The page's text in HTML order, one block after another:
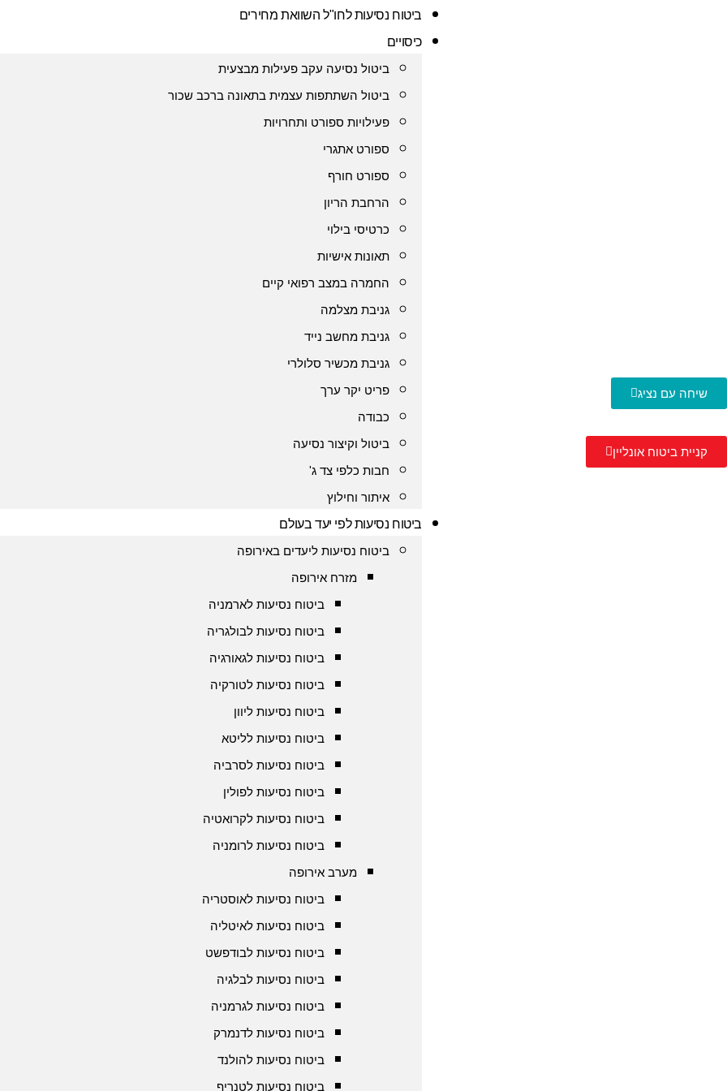
ביטוח נסיעות לחו"ל השוואת מחירים
כיסויים
ביטול נסיעה עקב פעילות מבצעית
ביטול השתתפות עצמית בתאונה ברכב שכור
פעילויות ספורט ותחרויות
ספורט אתגרי
ספורט חורף
הרחבת הריון
כרטיסי בילוי
תאונות אישיות
החמרה במצב רפואי קיים
גניבת מצלמה
גניבת מחשב נייד
גניבת מכשיר סלולרי
פריט יקר ערך
כבודה
ביטול וקיצור נסיעה
חבות כלפי צד ג'
איתור וחילוץ
ביטוח נסיעות לפי יעד בעולם
ביטוח נסיעות ליעדים באירופה
מזרח אירופה
ביטוח נסיעות לארמניה
ביטוח נסיעות לבולגריה
ביטוח נסיעות לגאורגיה
ביטוח נסיעות לטורקיה
ביטוח נסיעות ליוון
ביטוח נסיעות לליטא
ביטוח נסיעות לסרביה
ביטוח נסיעות לפולין
ביטוח נסיעות לקרואטיה
ביטוח נסיעות לרומניה
מערב אירופה
ביטוח נסיעות לאוסטריה
ביטוח נסיעות לאיטליה
ביטוח נסיעות לבודפשט
ביטוח נסיעות לבלגיה
ביטוח נסיעות לגרמניה
ביטוח נסיעות לדנמרק
ביטוח נסיעות להולנד
ביטוח נסיעות לטנריף
שיחה עם נציג
קניית ביטוח אונליין